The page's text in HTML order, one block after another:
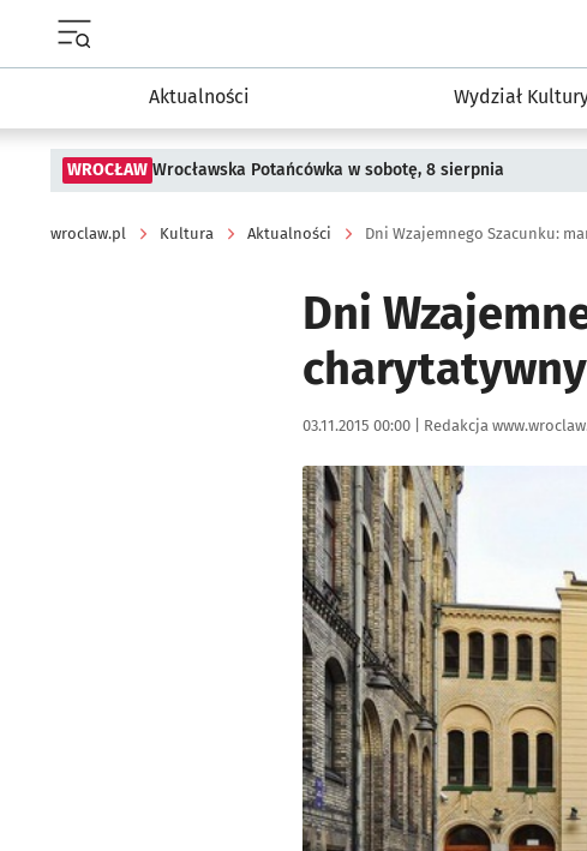
Aktualności Wydział
WROCŁAW Wrocławska Potańcówka w sobotę, 8 sierpnia
wroclaw.pl Kultura Aktualności Dni Wzajemnego Szacunku:
Dni
charytatywny
Data publikacji:
03.11.2015 00:00 | Autor:
Redakcja
Kliknij, aby powiększyć